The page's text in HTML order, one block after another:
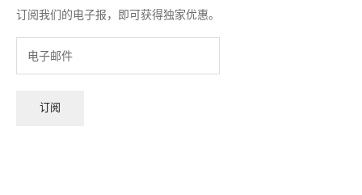
订阅我们的电子报，即可获得独家优惠。
订阅